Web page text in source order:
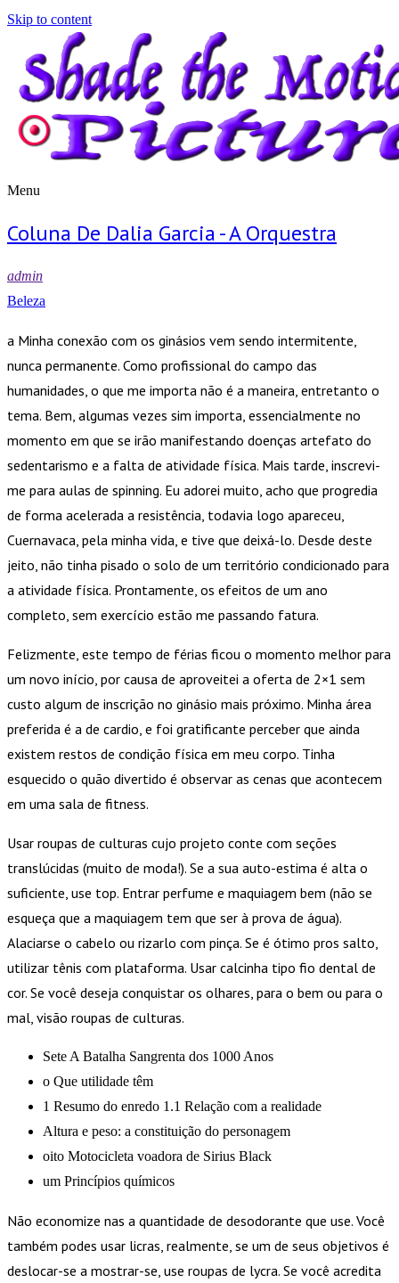
Skip to content
Menu
Coluna De Dalia Garcia - A Orquestra
admin
Beleza
a Minha conexão com os ginásios vem sendo intermitente,
nunca permanente. Como profissional do campo das
humanidades, o que me importa não é a maneira, entretanto o
tema. Bem, algumas vezes sim importa, essencialmente no
momento em que se irão manifestando doenças artefato do
sedentarismo e a falta de atividade física. Mais tarde, inscrevi-
me para aulas de spinning. Eu adorei muito, acho que progredia
de forma acelerada a resistência, todavia logo apareceu,
Cuernavaca, pela minha vida, e tive que deixá-lo. Desde deste
jeito, não tinha pisado o solo de um território condicionado para
a atividade física. Prontamente, os efeitos de um ano
completo, sem exercício estão me passando fatura.
Felizmente, este tempo de férias ficou o momento melhor para
um novo início, por causa de aproveitei a oferta de 2×1 sem
custo algum de inscrição no ginásio mais próximo. Minha área
preferida é a de cardio, e foi gratificante perceber que ainda
existem restos de condição física em meu corpo. Tinha
esquecido o quão divertido é observar as cenas que acontecem
em uma sala de fitness.
Usar roupas de culturas cujo projeto conte com seções
translúcidas (muito de moda!). Se a sua auto-estima é alta o
suficiente, use top. Entrar perfume e maquiagem bem (não se
esqueça que a maquiagem tem que ser à prova de água).
Alaciarse o cabelo ou rizarlo com pinça. Se é ótimo pros salto,
utilizar tênis com plataforma. Usar calcinha tipo fio dental de
cor. Se você deseja conquistar os olhares, para o bem ou para o
mal, visão roupas de culturas.
Sete A Batalha Sangrenta dos 1000 Anos
o Que utilidade têm
1 Resumo do enredo 1.1 Relação com a realidade
Altura e peso: a constituição do personagem
oito Motocicleta voadora de Sirius Black
um Princípios químicos
Não economize nas a quantidade de desodorante que use. Você
também podes usar licras, realmente, se um de seus objetivos é
deslocar-se a mostrar-se, use roupas de lycra. Se você acredita